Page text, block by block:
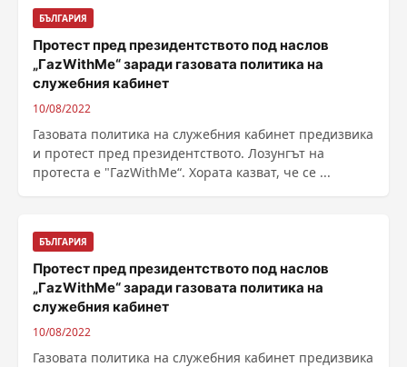
БЪЛГАРИЯ
Протест пред президентството под наслов
„ГazWithMe“ заради газовата политика на
служебния кабинет
10/08/2022
Газовата политика на служебния кабинет предизвика
и протест пред президентството. Лозунгът на
протеста е "ГazWithMe“. Хората казват, че се ...
БЪЛГАРИЯ
Протест пред президентството под наслов
„ГazWithMe“ заради газовата политика на
служебния кабинет
10/08/2022
Газовата политика на служебния кабинет предизвика